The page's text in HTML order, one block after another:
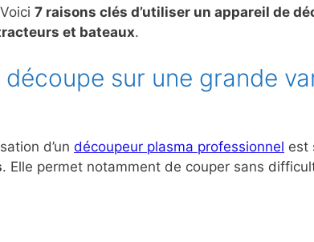
7 raisons clés d’utiliser un appareil de
et bateaux.
sur une grande
d’un découpeur plasma professionnel est
. Elle permet notamment de couper sans